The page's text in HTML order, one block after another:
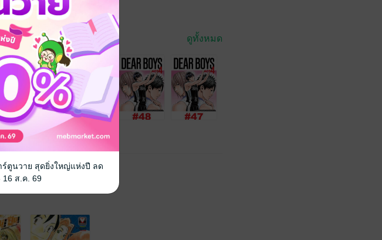
ดูทั้งหมด
ร์ตูนวาย สุดยิ่งใหญ่แห่งปี ลด
ส.ค. 69